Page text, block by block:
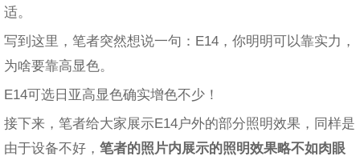
适。
写到这里，笔者突然想说一句：E14，你明明可以靠实力，
为啥要靠高显色。
E14可选日亚高显色确实增色不少！
接下来，笔者给大家展示E14户外的部分照明效果，同样是
由于设备不好， 笔者的照片内展示的照明效果略不如肉眼